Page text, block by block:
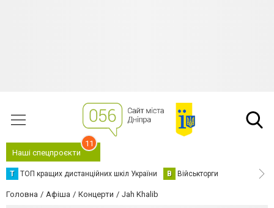
Наші спецпроєкти
11
Т ТОП кращих дистанційних шкіл України В Військторги
Головна Афіша Концерти Jah Khalib